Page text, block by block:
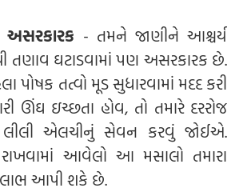
અસરકારક - તમને જાણીને આશ્ચર્ય
તણાવ ઘટાડવામાં પણ અસરકારક છે.
પોષક તત્વો મૂડ સુધારવામાં મદદ કરી
ઊંઘ ઇચ્છતા હોવ, તો તમારે દરરોજ
લીલી એલચીનું સેવન કરવું જોઈએ.
રાખવામાં આવેલો આ મસાલો તમારા
લાભ આપી શકે છે.